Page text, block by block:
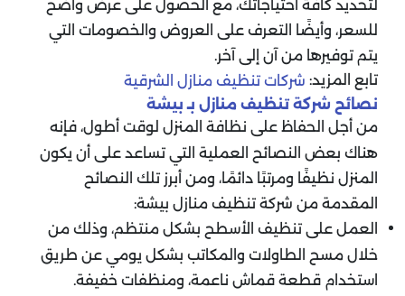
لتحديد كافة احتياجاتك، مع الحصول على عرض واضح
للسعر، وأيضًا التعرف على العروض والخصومات التي
يتم توفيرها من آن إلى آخر.
تابع المزيد: شركات تنظيف منازل الشرقية
نصائح شركة تنظيف منازل بـ بيشة
من أجل الحفاظ على نظافة المنزل لوقت أطول، فإنه
هناك بعض النصائح العملية التي تساعد على أن يكون
المنزل نظيفًا ومرتبًا دائمًا، ومن أبرز تلك النصائح
المقدمة من شركة تنظيف منازل بيشة:
العمل على تنظيف الأسطح بشكل منتظم، وذلك من
خلال مسح الطاولات والمكاتب بشكل يومي عن طريق
استخدام قطعة قماش ناعمة، ومنظفات خفيفة.